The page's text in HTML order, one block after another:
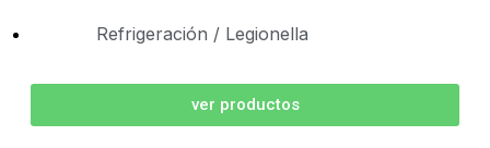
Refrigeración / Legionella
ver productos